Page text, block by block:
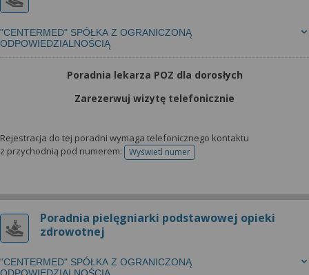
"CENTERMED" SPÓŁKA Z OGRANICZONĄ
ODPOWIEDZIALNOŚCIĄ
Poradnia lekarza POZ dla dorosłych
Zarezerwuj wizytę telefonicznie
Rejestracja do tej poradni wymaga telefonicznego kontaktu
z przychodnią pod numerem:
Wyświetl numertelefonu do rejestracji
Poradnia pielęgniarki podstawowej opieki
zdrowotnej
"CENTERMED" SPÓŁKA Z OGRANICZONĄ